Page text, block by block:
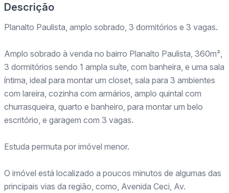
Descrição
Planalto Paulista, amplo sobrado, 3 dormitórios e 3 vagas.
Amplo sobrado à venda no bairro Planalto Paulista, 360m²,
3 dormitórios sendo 1 ampla suíte, com banheira, e uma sala
íntima, ideal para montar um closet, sala para 3 ambientes
com lareira, cozinha com armários, amplo quintal com
churrasqueira, quarto e banheiro, para montar um belo
escritório, e garagem com 3 vagas.
Estuda permuta por imóvel menor.
O imóvel está localizado a poucos minutos de algumas das
principais vias da região, como, Avenida Ceci, Av.